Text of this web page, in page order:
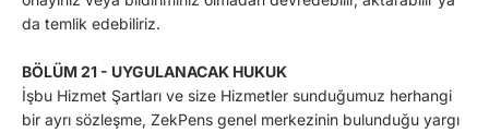
da temlik edebiliriz.
BÖLÜM 21 - UYGULANACAK HUKUK
İşbu Hizmet Şartları ve size Hizmetler sunduğumuz herhangi
bir ayrı sözleşme, ZekPens genel merkezinin bulunduğu yargı